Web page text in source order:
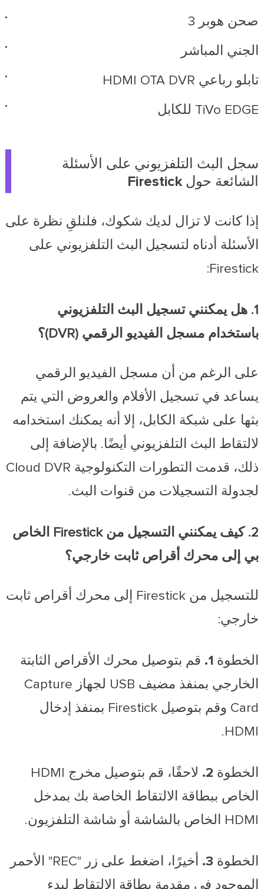
صحن هوبر 3
الجني المباشر
تابلو رباعي HDMI OTA DVR
TiVo EDGE للكابل
سجل البث التلفزيوني على الأسئلة
الشائعة حول Firestick
إذا كانت لا تزال لديك شكوك، فلنلقِ نظرة على
الأسئلة أدناه لتسجيل البث التلفزيوني على
Firestick:
1. هل يمكنني تسجيل البث التلفزيوني
باستخدام مسجل الفيديو الرقمي (DVR)؟
على الرغم من أن مسجل الفيديو الرقمي
يساعد في تسجيل الأفلام والعروض التي يتم
بثها على شبكة الكابل، إلا أنه يمكنك استخدامه
لالتقاط البث التلفزيوني أيضًا. بالإضافة إلى
ذلك، قدمت التطورات التكنولوجية Cloud DVR
لجدولة التسجيلات من قنوات البث.
2. كيف يمكنني التسجيل من Firestick الخاص
بي إلى محرك أقراص ثابت خارجي؟
للتسجيل من Firestick إلى محرك أقراص ثابت
خارجي:
الخطوة 1.
قم بتوصيل محرك الأقراص الثابتة
الخارجي بمنفذ مضيف USB لجهاز Capture
Card وقم بتوصيل Firestick بمنفذ إدخال
HDMI.
الخطوة 2.
لاحقًا، قم بتوصيل مخرج HDMI
الخاص ببطاقة الالتقاط الخاصة بك بمدخل
HDMI الخاص بالشاشة أو شاشة التلفزيون.
الخطوة 3.
أخيرًا، اضغط على زر "REC" الأحمر
الموجود في مقدمة بطاقة الالتقاط لبدء